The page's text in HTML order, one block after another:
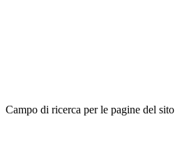
Campo di ricerca per le pagine del sito